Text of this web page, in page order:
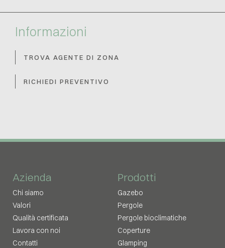
Informazioni
TROVA AGENTE DI ZONA
RICHIEDI PREVENTIVO
Azienda
Chi siamo
Valori
Qualità certificata
Lavora con noi
Contatti
Prodotti
Gazebo
Pergole
Pergole bioclimatiche
Coperture
Glamping